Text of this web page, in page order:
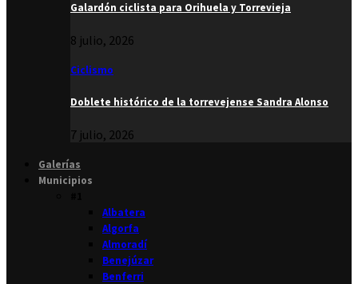
Galardón ciclista para Orihuela y Torrevieja
8 julio, 2026
Ciclismo
Doblete histórico de la torrevejense Sandra Alonso
7 julio, 2026
Galerías
Municipios
Albatera
Algorfa
Almoradí
Benejúzar
Benferri